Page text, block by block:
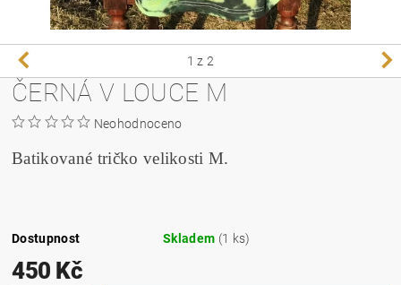
1 z 2
ČERNÁ V LOUCE M
Neohodnoceno
Batikované tričko velikosti M.
Dostupnost Skladem (1 ks)
450 Kč